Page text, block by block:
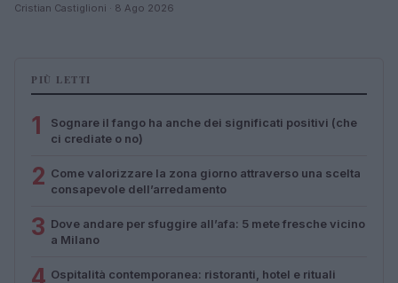
Cristian Castiglioni · 8 Ago 2026
PIÙ LETTI
1
Sognare il fango ha anche dei significati positivi (che
ci crediate o no)
2 Come valorizzare la zona giorno attraverso una scelta
consapevole dell’arredamento
3 Dove andare per sfuggire all’afa: 5 mete fresche vicino
a Milano
4 Ospitalità contemporanea: ristoranti, hotel e rituali